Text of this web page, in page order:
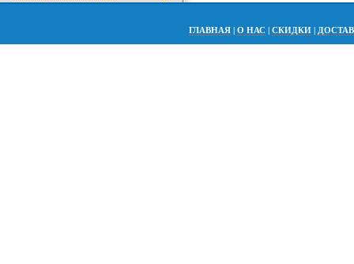
ГЛАВНАЯ | О НАС | СКИДКИ |